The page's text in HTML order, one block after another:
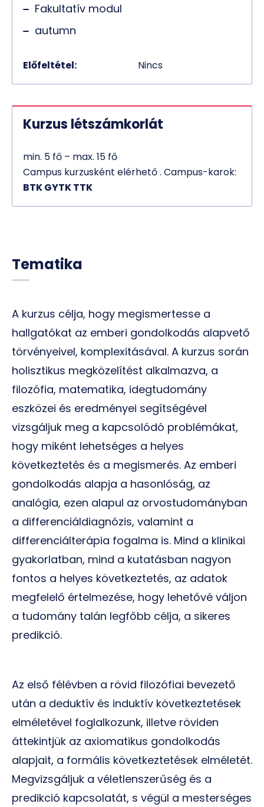
Fakultatív modul
autumn
Előfeltétel: Nincs
Kurzus létszámkorlát
min. 5 fő – max. 15 fő
Campus kurzusként elérhető . Campus-karok:
BTK GYTK TTK
Tematika
A kurzus célja, hogy megismertesse a
hallgatókat az emberi gondolkodás alapvető
törvényeivel, komplexitásával. A kurzus során
holisztikus megközelítést alkalmazva, a
filozófia, matematika, idegtudomány
eszközei és eredményei segítségével
vizsgáljuk meg a kapcsolódó problémákat,
hogy miként lehetséges a helyes
következtetés és a megismerés. Az emberi
gondolkodás alapja a hasonlóság, az
analógia, ezen alapul az orvostudományban
a differenciáldiagnózis, valamint a
differenciálterápia fogalma is. Mind a klinikai
gyakorlatban, mind a kutatásban nagyon
fontos a helyes következtetés, az adatok
megfelelő értelmezése, hogy lehetővé váljon
a tudomány talán legfőbb célja, a sikeres
predikció.
Az első félévben a rövid filozófiai bevezető
után a deduktív és induktív következtetések
elméletével foglalkozunk, illetve röviden
áttekintjük az axiomatikus gondolkodás
alapjait, a formális következtetések elméletét.
Megvizsgáljuk a véletlenszerűség és a
predikció kapcsolatát, s végül a mesterséges